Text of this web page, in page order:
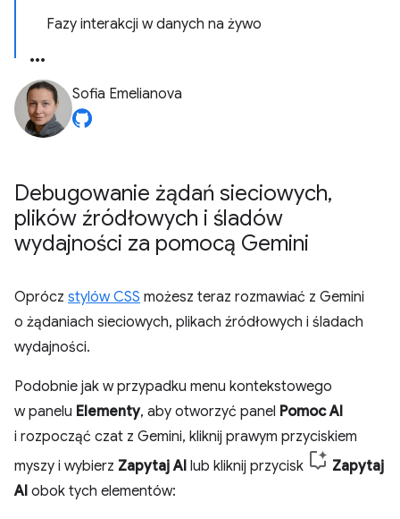
Fazy interakcji w danych na żywo
Sofia Emelianova
Debugowanie żądań sieciowych,
plików źródłowych i śladów
wydajności za pomocą Gemini
Oprócz stylów CSS możesz teraz rozmawiać z Gemini
o żądaniach sieciowych, plikach źródłowych i śladach
wydajności.
Podobnie jak w przypadku menu kontekstowego
w panelu Elementy, aby otworzyć panel Pomoc AI
i rozpocząć czat z Gemini, kliknij prawym przyciskiem
myszy i wybierz Zapytaj AI lub kliknij przycisk
Zapytaj
AI obok tych elementów: